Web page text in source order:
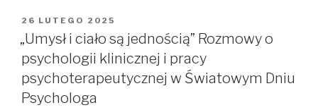
OPUBLIKOWANE
W
26 LUTEGO 2025
„Umysł i ciało są jednością” Rozmowy o
psychologii klinicznej i pracy
psychoterapeutycznej w Światowym Dniu
Psychologa